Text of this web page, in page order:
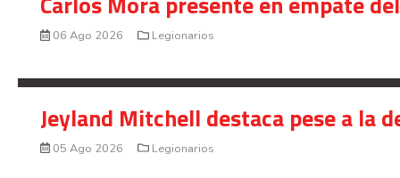
06 Ago 2026 Legionarios
Jeyland Mitchell destaca pese a la
05 Ago 2026 Legionarios